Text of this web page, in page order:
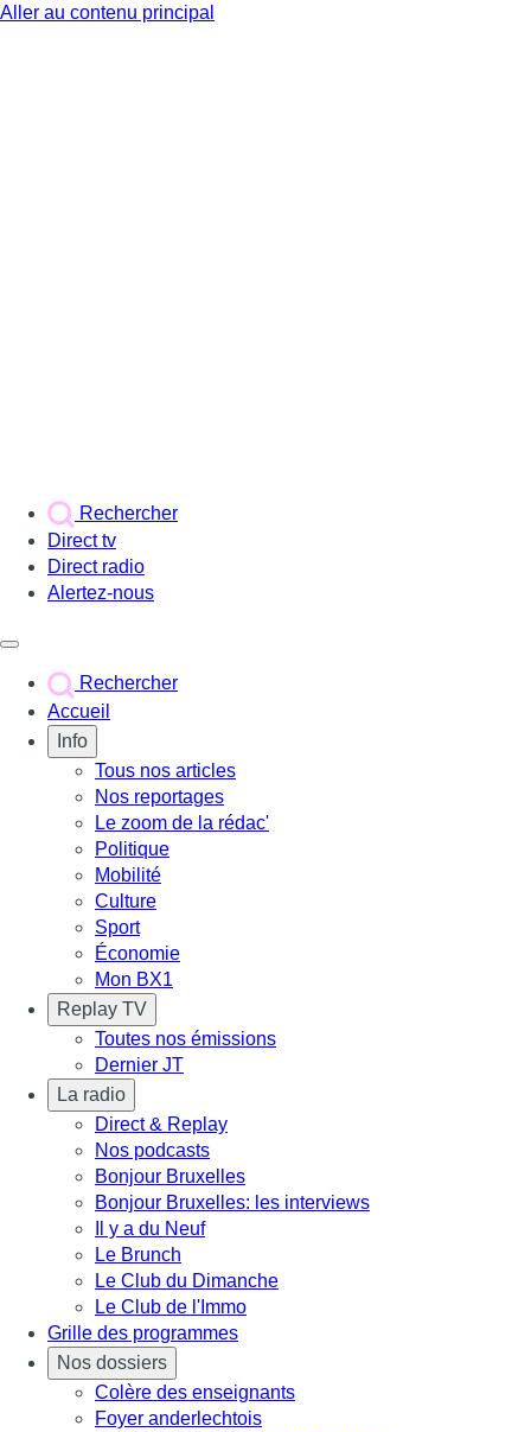
Aller au contenu principal
Rechercher
Direct tv
Direct radio
Alertez-nous
Rechercher
Accueil
Info
Tous nos articles
Nos reportages
Le zoom de la rédac'
Politique
Mobilité
Culture
Sport
Économie
Mon BX1
Replay TV
Toutes nos émissions
Dernier JT
La radio
Direct & Replay
Nos podcasts
Bonjour Bruxelles
Bonjour Bruxelles: les interviews
Il y a du Neuf
Le Brunch
Le Club du Dimanche
Le Club de l'Immo
Grille des programmes
Nos dossiers
Colère des enseignants
Foyer anderlechtois